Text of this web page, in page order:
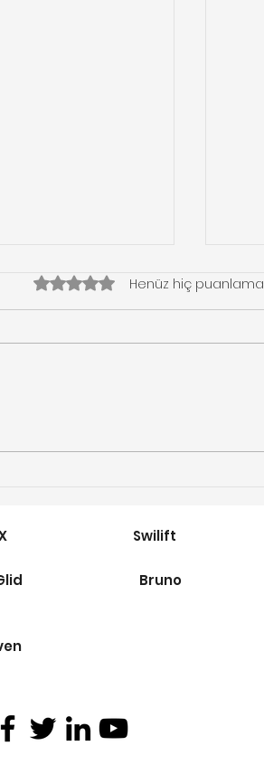
müdür?
5 üzerinden 0 yıldız
Henüz hiç
Swilift
Bruno